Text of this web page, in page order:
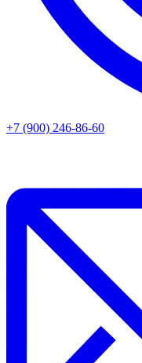
+7 (900) 246-86-60